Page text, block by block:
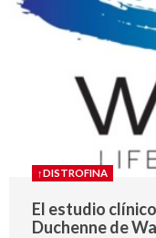
↑DISTROFINA
El estudio
Duchenne de